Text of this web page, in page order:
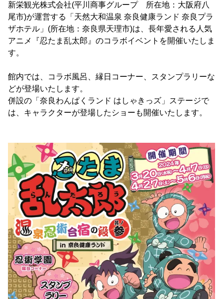
新栄観光株式会社(平川商事グループ 所在地：大阪府八
尾市)が運営する「天然大和温泉 奈良健康ランド 奈良プラ
ザホテル」(所在地：奈良県天理市)は、長年愛される人気
アニメ『忍たま乱太郎』のコラボイベントを開催いたしま
す。
館内では、コラボ風呂、縁日コーナー、スタンプラリーな
どが登場いたします。
併設の「奈良わんぱくランド はしゃきっズ」ステージで
は、キャラクターが登場したショーも開催いたします。